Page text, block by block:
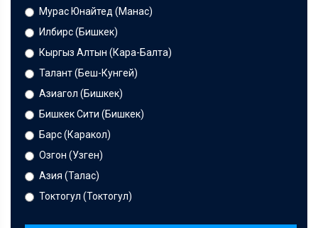
Мурас Юнайтед (Манас)
Илбирс (Бишкек)
Кыргыз Алтын (Кара-Балта)
Талант (Беш-Кунгей)
Азиагол (Бишкек)
Бишкек Сити (Бишкек)
Барс (Каракол)
Озгон (Узген)
Азия (Талас)
Токтогул (Токтогул)